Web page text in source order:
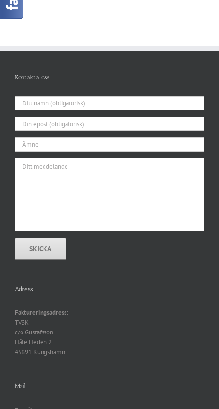
Kontakta oss
Adress
Faktureringsadress:
TVSK
c/o Gustafsson
Håle Heden 2
45691 Kungshamn
Mail